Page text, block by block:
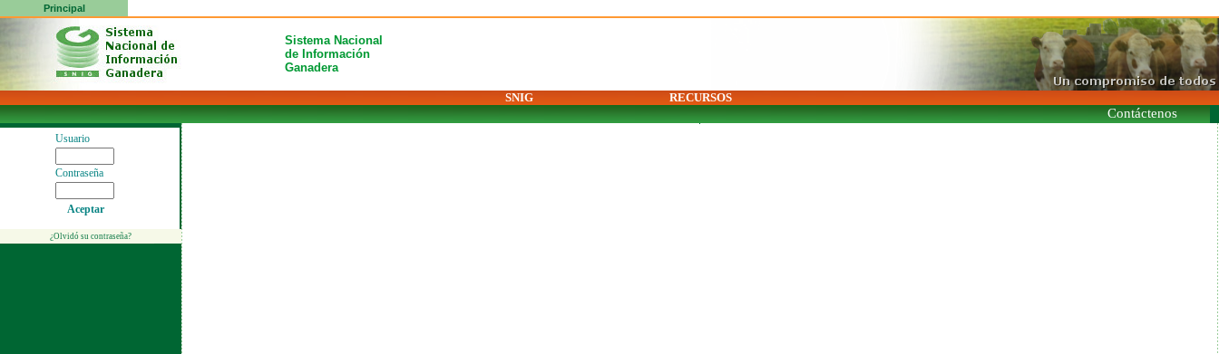
Principal
Sistema Nacional
de Información
Ganadera
SNIG RECURSOS
Contáctenos
Usuario
Contraseña
Aceptar
¿Olvidó su contraseña?